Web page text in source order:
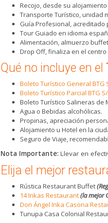
Recojo, desde su
Transporte Turístico, unidad
Guía Profesional, acreditado
Tour Guiado en idioma
Alimentación, almuerzo
Drop Off, finaliza en el
Qué no incluye en el
Boleto Turístico General BTG
Boleto Turístico Parcial BTG
Boleto Turístico Salineras de
Agua o Bebidas alcohólicas.
Propinas, apreciación
Alojamiento u Hotel en la
Seguro de Viaje,
Nota Importante: Llevar en
Elija el mejor
Rústica Restaurant Buffet
14 Inkas Restaurant(la mejor
Don Ángel Inka Casona
Tunupa Casa Colonial